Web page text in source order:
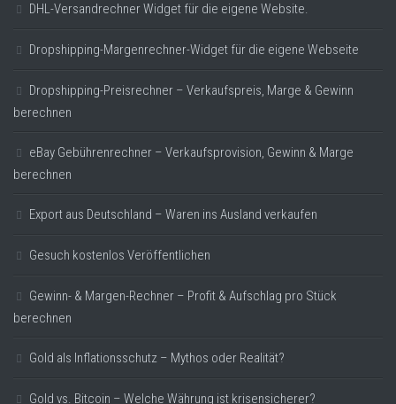
DHL-Versandrechner Widget für die eigene Website.
Dropshipping-Margenrechner-Widget für die eigene Webseite
Dropshipping-Preisrechner – Verkaufspreis, Marge & Gewinn
berechnen
eBay Gebührenrechner – Verkaufsprovision, Gewinn & Marge
berechnen
Export aus Deutschland – Waren ins Ausland verkaufen
Gesuch kostenlos Veröffentlichen
Gewinn- & Margen-Rechner – Profit & Aufschlag pro Stück
berechnen
Gold als Inflationsschutz – Mythos oder Realität?
Gold vs. Bitcoin – Welche Währung ist krisensicherer?